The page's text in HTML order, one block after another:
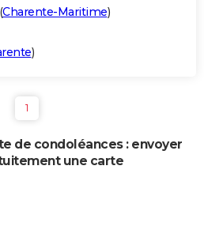
(Charente-Maritime)
)
1
de condoléances : envoyer
une carte